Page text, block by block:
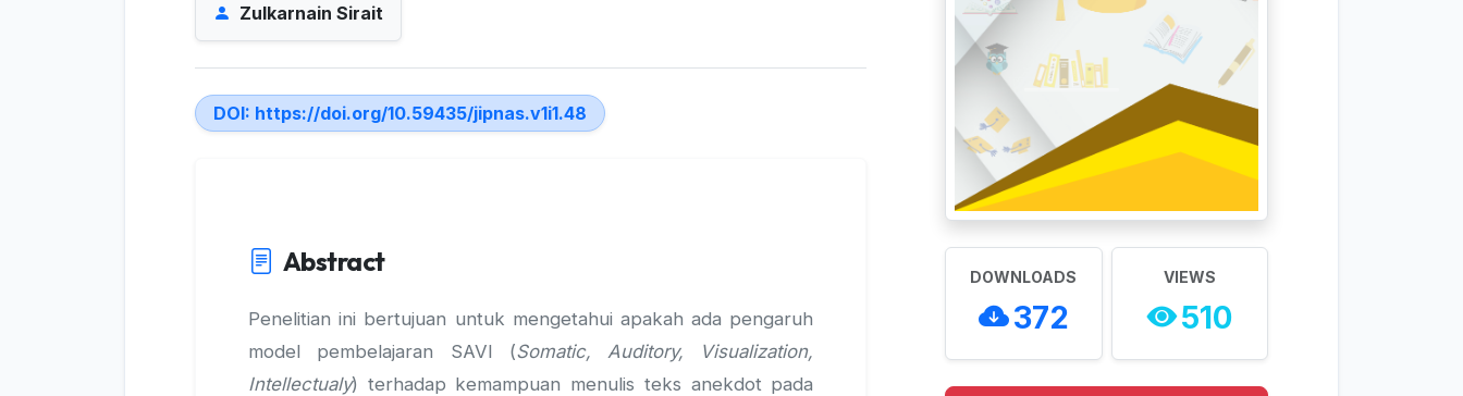
Zulkarnain Sirait
DOI: https://doi.org/10.59435/jipnas.v1i1.48
Abstract
Penelitian ini bertujuan untuk mengetahui apakah ada pengaruh
model pembelajaran SAVI (Somatic, Auditory, Visualization,
Intellectualy) terhadap kemampuan menulis teks anekdot pada
DOWNLOADS
372
VIEWS
510